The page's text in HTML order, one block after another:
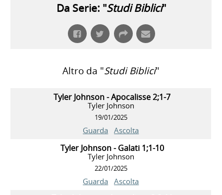
Da Serie: "Studi Biblici"
Altro da "Studi Biblici"
Tyler Johnson - Apocalisse 2;1-7
Tyler Johnson
19/01/2025
Guarda Ascolta
Tyler Johnson - Galati 1;1-10
Tyler Johnson
22/01/2025
Guarda Ascolta